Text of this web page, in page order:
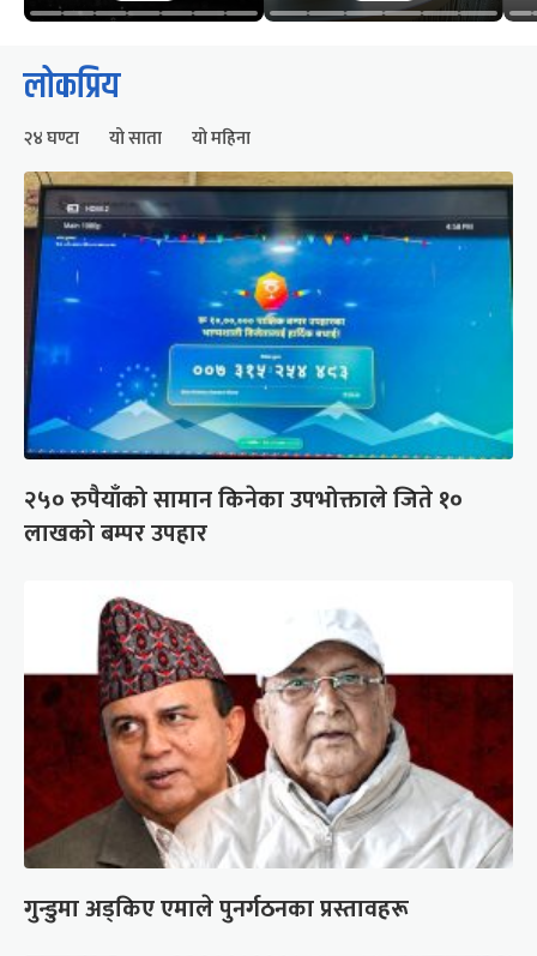
लोकप्रिय
२४ घण्टा यो साता यो महिना
२५० रुपैयाँको सामान किनेका उपभोक्ताले जिते १०
लाखको बम्पर उपहार
गुन्डुमा अड्किए एमाले पुनर्गठनका प्रस्तावहरू